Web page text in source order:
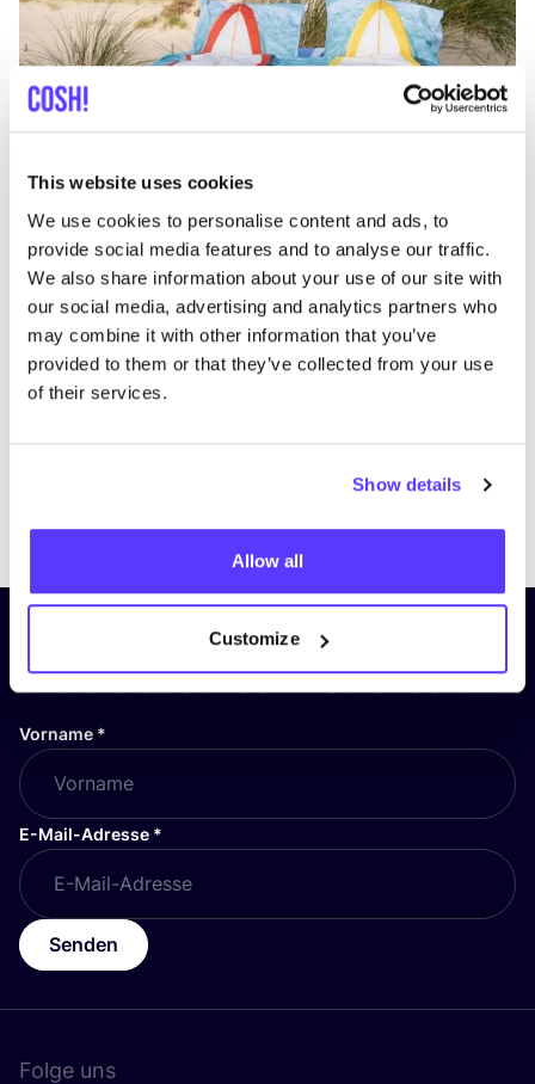
This website uses cookies
We use cookies to personalise content and ads, to
provide social media features and to analyse our traffic.
We also share information about your use of our site with
our social media, advertising and analytics partners who
may combine it with other information that you’ve
provided to them or that they’ve collected from your use
of their services.
Show details
Allow all
Customize
Abonniere unseren Newsletter
und bleibe auf dem Laufenden!
Vorname *
E-Mail-Adresse *
Senden
Folge uns